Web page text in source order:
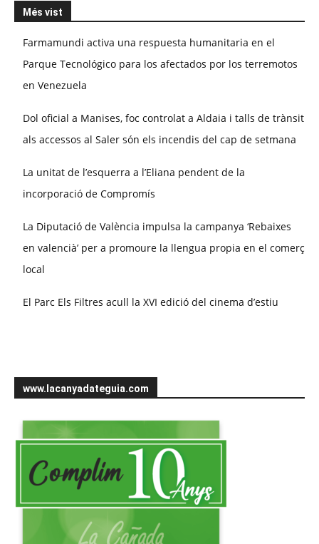
Més vist
Farmamundi activa una respuesta humanitaria en el
Parque Tecnológico para los afectados por los terremotos
en Venezuela
Dol oficial a Manises, foc controlat a Aldaia i talls de trànsit
als accessos al Saler són els incendis del cap de setmana
La unitat de l’esquerra a l’Eliana pendent de la
incorporació de Compromís
La Diputació de València impulsa la campanya ‘Rebaixes
en valencià’ per a promoure la llengua propia en el comerç
local
El Parc Els Filtres acull la XVI edició del cinema d’estiu
www.lacanyadateguia.com